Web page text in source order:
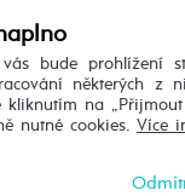
bude prohlížení
některých z
kliknutím na
nutné cookies.Více